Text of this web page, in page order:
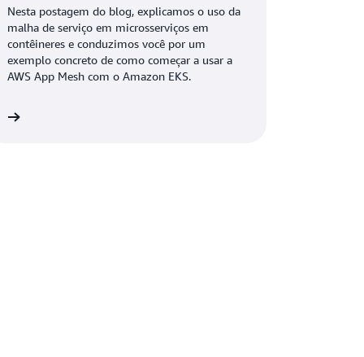
Nesta postagem do blog, explicamos o uso da
malha de serviço em microsserviços em
contêineres e conduzimos você por um
exemplo concreto de como começar a usar a
AWS App Mesh com o Amazon EKS.